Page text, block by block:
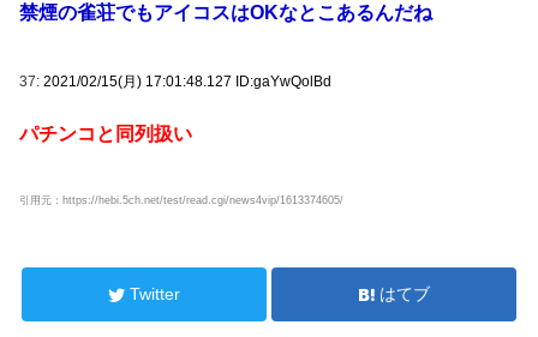
禁煙の雀荘でもアイコスはOKなとこあるんだね
37: 2021/02/15(月) 17:01:48.127 ID:gaYwQolBd
パチンコと同列扱い
引用元：https://hebi.5ch.net/test/read.cgi/news4vip/1613374605/
Twitter はてブ